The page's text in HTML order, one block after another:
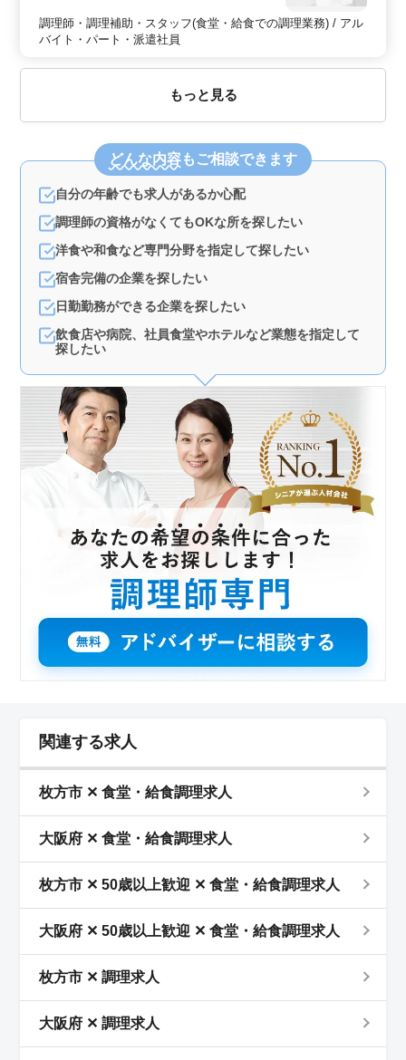
調理師・調理補助・スタッフ(食堂・給食での調理業務) / アル
バイト・パート・派遣社員
もっと見る
どんな内容もご相談できます
自分の年齢でも求人があるか心配
調理師の資格がなくてもOKな所を探したい
洋食や和食など専門分野を指定して探したい
宿舎完備の企業を探したい
日勤勤務ができる企業を探したい
飲食店や病院、社員食堂やホテルなど業態を指定して
探したい
関連する求人
枚方市 ✕ 食堂・給食調理求人
大阪府 ✕ 食堂・給食調理求人
枚方市 ✕ 50歳以上歓迎 ✕ 食堂・給食調理求人
大阪府 ✕ 50歳以上歓迎 ✕ 食堂・給食調理求人
枚方市 ✕ 調理求人
大阪府 ✕ 調理求人